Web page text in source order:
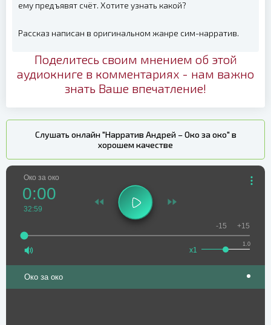
ему предъявят счёт. Хотите узнать какой?
Рассказ написан в оригинальном жанре сим-нарратив.
Поделитесь своим мнением об этой
аудиокниге в комментариях - нам важно
знать Ваше впечатление!
Слушать онлайн "Нарратив Андрей – Око за око" в
хорошем качестве
Око за око
0:00
32:59
1.0
x1
-15 +15
Око за око